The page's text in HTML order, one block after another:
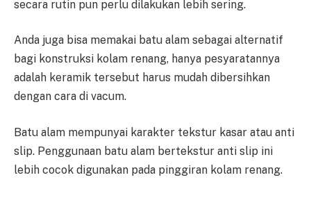
secara rutin pun perlu dilakukan lebih sering.
Anda juga bisa memakai batu alam sebagai alternatif
bagi konstruksi kolam renang, hanya pesyaratannya
adalah keramik tersebut harus mudah dibersihkan
dengan cara di vacum.
Batu alam mempunyai karakter tekstur kasar atau anti
slip. Penggunaan batu alam bertekstur anti slip ini
lebih cocok digunakan pada pinggiran kolam renang.